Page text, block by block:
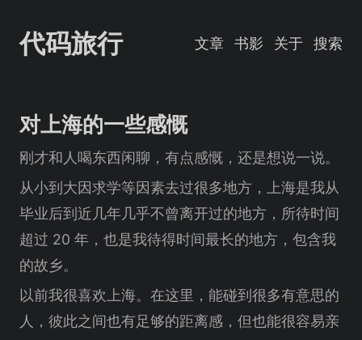
代码旅行 文章 书影 关于 搜索
对上海的一些感慨
刚才和人喝东西闲聊，有点感慨，还是想说一说。
从小到大因求学等因素去过很多地方，上海是我从
毕业后到近几年几乎不曾离开过的地方，所待时间
超过 20 年，也是我待得时间最长的地方，包含我
的故乡。
以前我很喜欢上海。在这里，能碰到很多有意思的
人，彼此之间也有足够的距离感，但也能很容易亲